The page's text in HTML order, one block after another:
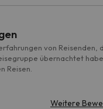
von Reisenden,
übernachtet
Reisen.
Weitere